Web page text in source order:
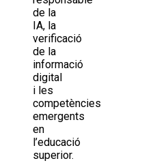
de la
IA, la
verificació
de la
informació
digital
i les
competències
emergents
en
l’educació
superior.